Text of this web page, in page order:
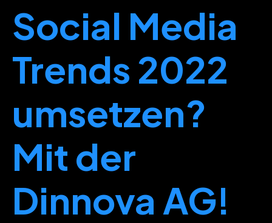
Social Media
Trends 2022
umsetzen?
Mit der
Dinnova AG!